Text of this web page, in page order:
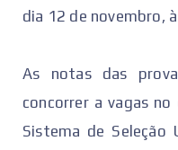
dia 12 de novembro,
As notas das
concorrer a vagas
Sistema de Seleção